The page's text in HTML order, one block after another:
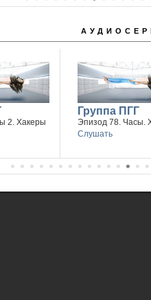
2. Хакеры
Группа ПГГ
Эпизод 78. Часы.
Слушать